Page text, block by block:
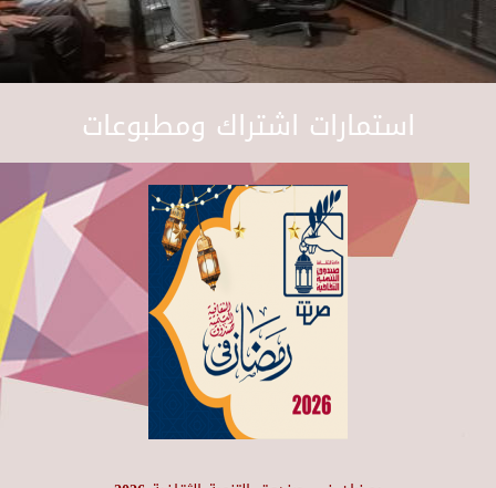
استمارات اشتراك ومطبوعات